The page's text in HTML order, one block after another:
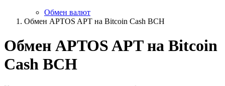
Обмен валют
Обмен APTOS APT на Bitcoin Cash BCH
Обмен APTOS APT на Bitcoin
Cash BCH